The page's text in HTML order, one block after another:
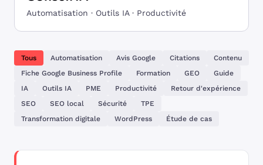
Automatisation · Outils IA · Productivité
Tous Automatisation Avis Google Citations
Contenu
Fiche Google Business Profile
Formation GEO
Guide
IA
Outils IA PME Productivité
Retour d'expérience
SEO
SEO local Sécurité
TPE
Transformation digitale
WordPress Étude de cas